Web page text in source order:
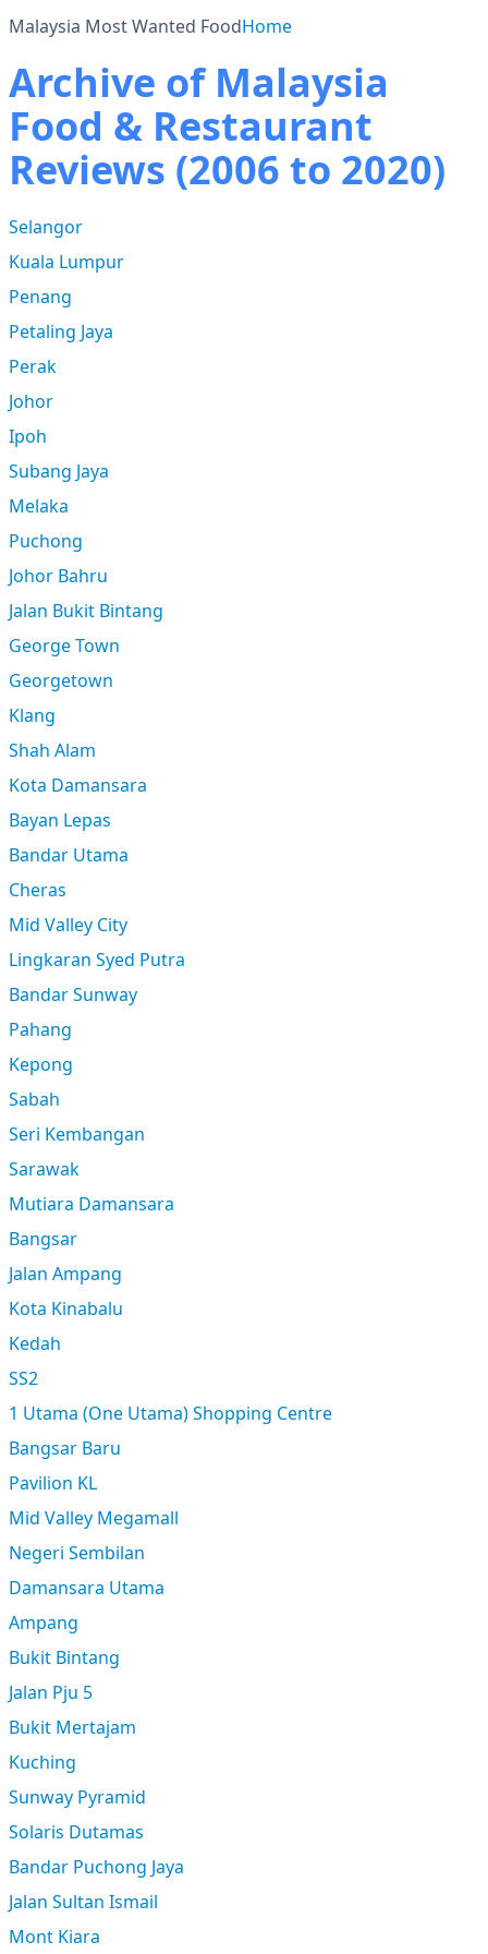
Malaysia Most Wanted FoodHome
Archive of Malaysia
Food & Restaurant
Reviews (2006 to 2020)
Selangor
Kuala Lumpur
Penang
Petaling Jaya
Perak
Johor
Ipoh
Subang Jaya
Melaka
Puchong
Johor Bahru
Jalan Bukit Bintang
George Town
Georgetown
Klang
Shah Alam
Kota Damansara
Bayan Lepas
Bandar Utama
Cheras
Mid Valley City
Lingkaran Syed Putra
Bandar Sunway
Pahang
Kepong
Sabah
Seri Kembangan
Sarawak
Mutiara Damansara
Bangsar
Jalan Ampang
Kota Kinabalu
Kedah
SS2
1 Utama (One Utama) Shopping Centre
Bangsar Baru
Pavilion KL
Mid Valley Megamall
Negeri Sembilan
Damansara Utama
Ampang
Bukit Bintang
Jalan Pju 5
Bukit Mertajam
Kuching
Sunway Pyramid
Solaris Dutamas
Bandar Puchong Jaya
Jalan Sultan Ismail
Mont Kiara